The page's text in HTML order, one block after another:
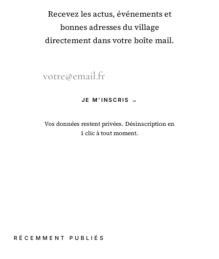
Recevez les actus, événements et
bonnes adresses du village
directement dans votre boîte mail.
JE M'INSCRIS →
Vos données restent privées. Désinscription en
1 clic à tout moment.
RÉCEMMENT PUBLIÉS